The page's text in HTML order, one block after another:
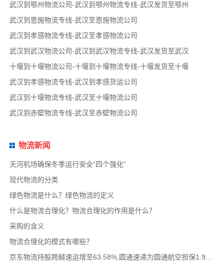
武汉到鄂州物流公司-武汉到鄂州物流专线-武汉发货至鄂州
武汉到恩施物流专线-武汉至恩施物流公司
武汉到孝感物流专线-武汉至孝感物流公司
武汉到武汉物流公司-武汉到武汉物流专线-武汉发货至武汉
十堰到十堰物流公司-十堰到十堰物流专线-十堰发货至十堰
武汉到孝感物流专线-武汉到孝感货运公司
武汉到十堰物流专线-武汉至十堰物流公司
武汉到赤壁物流专线-武汉至赤壁物流公司
物流新闻
天河机场确保冬季运行安全“四个强化”
现代物流的分类
绿色物流是什么？绿色物流的定义
什么是物流合理化？物流合理化的作用是什么？
采购的含义
物流合理化的模式有哪些？